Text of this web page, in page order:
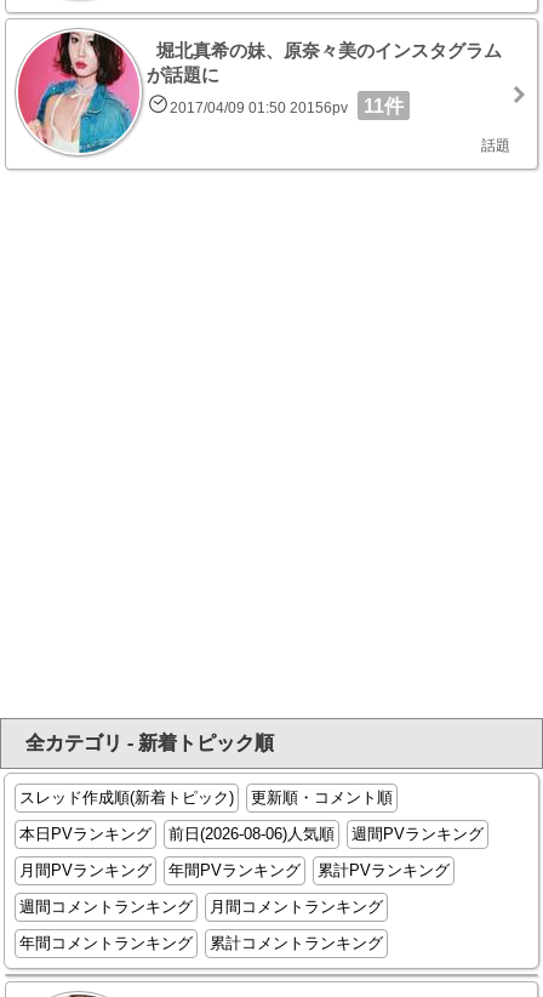
堀北真希の妹、原奈々美のインスタグラム
が話題に
2017/04/09 01:50 20156pv 11件
話題
全カテゴリ - 新着トピック順
スレッド作成順(新着トピック)
更新順・コメント順
本日PVランキング
前日(2026-08-06)人気順
週間PVランキング
月間PVランキング
年間PVランキング
累計PVランキング
週間コメントランキング
月間コメントランキング
年間コメントランキング
累計コメントランキング